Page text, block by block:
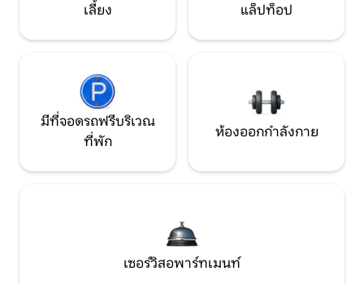
เลี้ยง
แล็ปท็อป
มีที่จอดรถฟรีบริเวณ
ที่พัก
ห้องออกกำลังกาย
เซอร์วิสอพาร์ทเมนท์